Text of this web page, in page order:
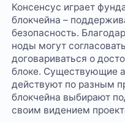
Консенсус играет
блокчейна –
безопасность.
ноды могут
договариваться о
блоке. Существующие
действуют по разным
блокчейна выбирают
своим видением